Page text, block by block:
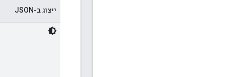
ייצוג ב-JSON